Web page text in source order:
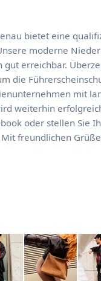
bietet eine
moderne
erreichbar.
die
mit
weiterhin
oder stellen Sie
freundlichen